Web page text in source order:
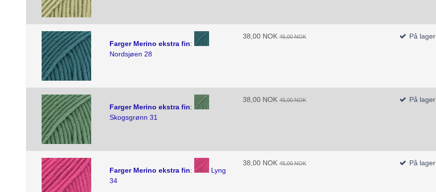
Farger Merino ekstra fin:
Nordsjøen 28
38,00 NOK 45,00 NOK På lager
Farger Merino ekstra fin:
Skogsgrønn 31
38,00 NOK 45,00 NOK På lager
Farger Merino ekstra fin:
Lyng
34
38,00 NOK 45,00 NOK På lager